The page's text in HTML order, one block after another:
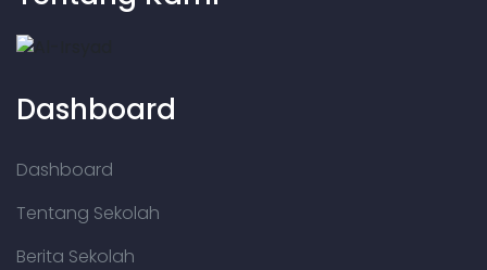
Dashboard
Dashboard
Tentang Sekolah
Berita Sekolah